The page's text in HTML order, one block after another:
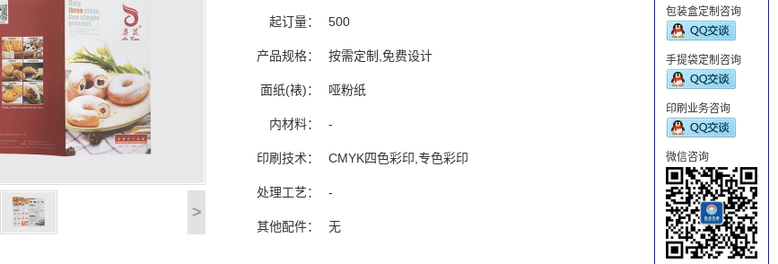
>
起订量： 500
产品规格： 按需定制,免费设计
面纸(裱)： 哑粉纸
内材料： -
印刷技术： CMYK四色彩印,专色彩印
处理工艺： -
其他配件： 无
包装盒定制咨询
手提袋定制咨询
印刷业务咨询
微信咨询